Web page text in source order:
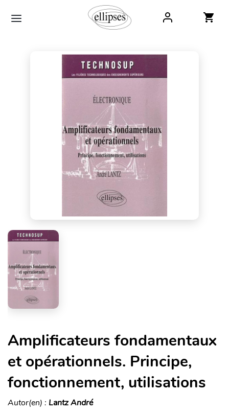
Amplificateurs fondamentaux
et opérationnels. Principe,
fonctionnement, utilisations
Autor(en) : Lantz André